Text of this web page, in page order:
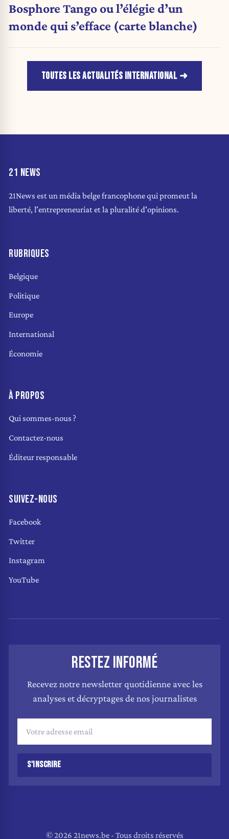
Bosphore Tango ou l’élégie d’un
monde qui s’efface (carte blanche)
TOUTES LES ACTUALITÉS INTERNATIONAL
21 NEWS
21News est un média belge francophone qui promeut la
liberté, l'entrepreneuriat et la pluralité d'opinions.
RUBRIQUES
Belgique
Politique
Europe
International
Économie
À PROPOS
Qui sommes-nous ?
Contactez-nous
Éditeur responsable
SUIVEZ-NOUS
Facebook
Twitter
Instagram
YouTube
RESTEZ INFORMÉ
Recevez notre newsletter quotidienne avec les
analyses et décryptages de nos journalistes
S'INSCRIRE
© 2026 21news.be - Tous droits réservés